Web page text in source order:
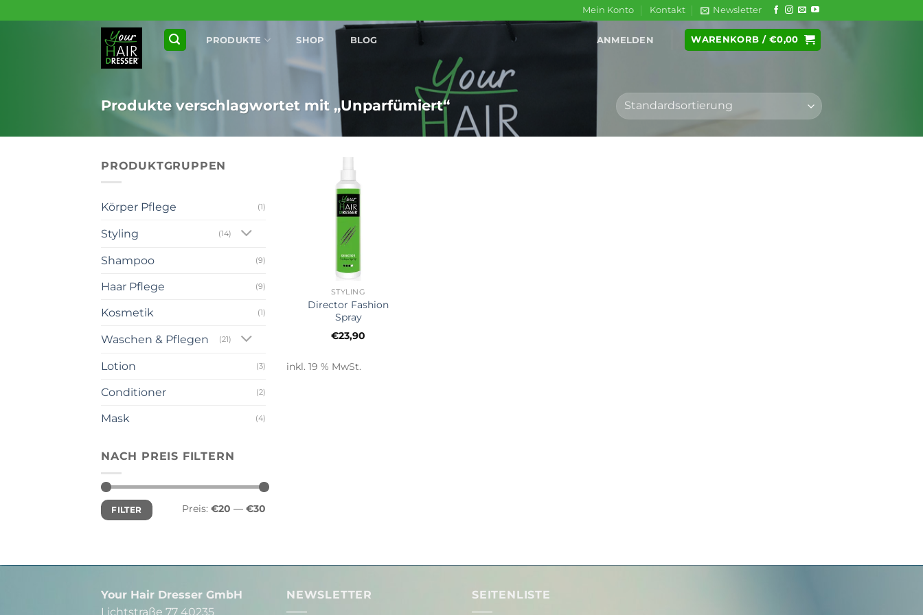
Inhalt
Mein Konto Kontakt Newsletter
PRODUKTE SHOP BLOG ANMELDEN WARENKORB / €0,00
Produkte verschlagwortet mit „Unparfümiert“
PRODUKTGRUPPEN
Körper Pflege (1)
Styling (14)
Shampoo (9)
Haar Pflege (9)
Kosmetik (1)
Waschen & Pflegen (21)
Lotion (3)
Conditioner (2)
Mask (4)
NACH PREIS FILTERN
Min.
Preis
Max.
Preis
FILTER Preis: €20 — €30
STYLING
Director Fashion
Spray
€23,90
inkl. 19 % MwSt.
Your Hair Dresser GmbH
Lichtstraße 77 40235
NEWSLETTER SEITENLISTE